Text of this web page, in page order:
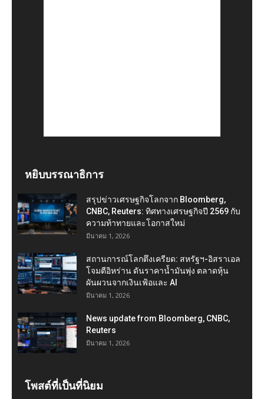
หยิบบรรณาธิการ
สรุปข่าวเศรษฐกิจโลกจาก Bloomberg,
CNBC, Reuters: ทิศทางเศรษฐกิจปี 2569 กับ
ความท้าทายและโอกาสใหม่
มีนาคม 1, 2026
สถานการณ์โลกตึงเครียด: สหรัฐฯ-อิสราเอล
โจมตีอิหร่าน ดันราคาน้ำมันพุ่ง ตลาดหุ้น
ผันผวนจากเงินเฟ้อและ AI
มีนาคม 1, 2026
News update from Bloomberg, CNBC,
Reuters
มีนาคม 1, 2026
โพสต์ที่เป็นที่นิยม